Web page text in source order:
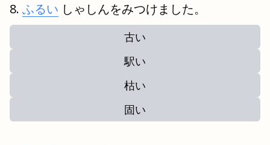
ふるい しゃしんをみつけました。
古い
駅い
枯い
固い